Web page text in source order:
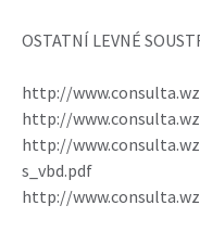
OSTATNÍ LEVNÉ
http://
http://
http://
s_vbd.pdf
http://